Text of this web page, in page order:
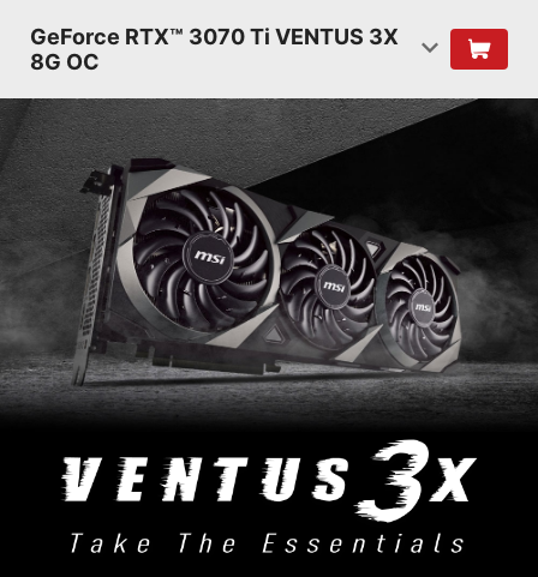
GeForce RTX™ 3070 Ti VENTUS 3X
8G OC